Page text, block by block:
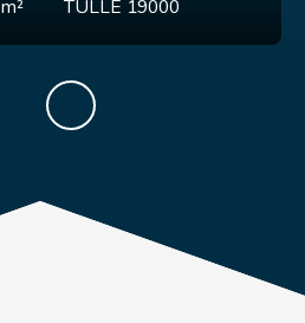
m² TULLE 19000